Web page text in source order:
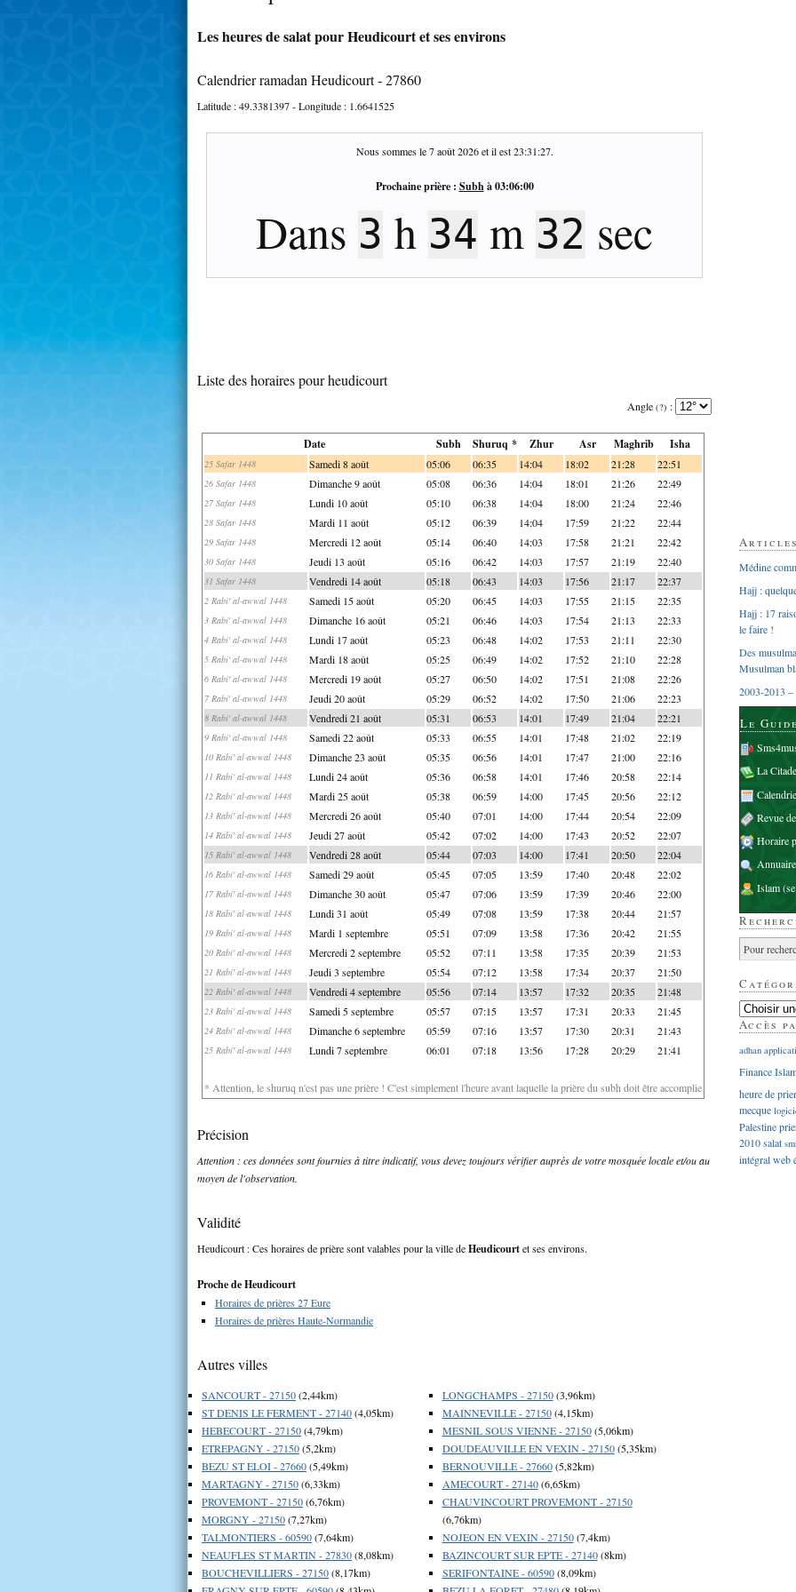
Les heures de salat pour Heudicourt et ses environs
Calendrier ramadan Heudicourt - 27860
Latitude :49.3381397- Longitude : 1.6641525
Nous sommes le7 août 2026et il est23:31:28.
Prochaine prière : Subhà03:06:00
Dans 3 h 34 m 31 sec
Liste des horaires pour heudicourt
Angle (?) :
Date Subh Shuruq * Zhur Asr Maghrib Isha
25 Safar 1448 Samedi 8 août 05:06 06:35 14:04 18:02 21:28 22:51
26 Safar 1448 Dimanche 9 août 05:08 06:36 14:04 18:01 21:26 22:49
27 Safar 1448 Lundi 10 août 05:10 06:38 14:04 18:00 21:24 22:46
28 Safar 1448 Mardi 11 août 05:12 06:39 14:04 17:59 21:22 22:44
29 Safar 1448 Mercredi 12 août 05:14 06:40 14:03 17:58 21:21 22:42
30 Safar 1448 Jeudi 13 août 05:16 06:42 14:03 17:57 21:19 22:40
31 Safar 1448 Vendredi 14 août 05:18 06:43 14:03 17:56 21:17 22:37
2 Rabi' al-awwal 1448 Samedi 15 août 05:20 06:45 14:03 17:55 21:15 22:35
3 Rabi' al-awwal 1448 Dimanche 16 août 05:21 06:46 14:03 17:54 21:13 22:33
4 Rabi' al-awwal 1448 Lundi 17 août 05:23 06:48 14:02 17:53 21:11 22:30
5 Rabi' al-awwal 1448 Mardi 18 août 05:25 06:49 14:02 17:52 21:10 22:28
6 Rabi' al-awwal 1448 Mercredi 19 août 05:27 06:50 14:02 17:51 21:08 22:26
7 Rabi' al-awwal 1448 Jeudi 20 août 05:29 06:52 14:02 17:50 21:06 22:23
8 Rabi' al-awwal 1448 Vendredi 21 août 05:31 06:53 14:01 17:49 21:04 22:21
9 Rabi' al-awwal 1448 Samedi 22 août 05:33 06:55 14:01 17:48 21:02 22:19
10 Rabi' al-awwal 1448 Dimanche 23 août 05:35 06:56 14:01 17:47 21:00 22:16
11 Rabi' al-awwal 1448 Lundi 24 août 05:36 06:58 14:01 17:46 20:58 22:14
12 Rabi' al-awwal 1448 Mardi 25 août 05:38 06:59 14:00 17:45 20:56 22:12
13 Rabi' al-awwal 1448 Mercredi 26 août 05:40 07:01 14:00 17:44 20:54 22:09
14 Rabi' al-awwal 1448 Jeudi 27 août 05:42 07:02 14:00 17:43 20:52 22:07
15 Rabi' al-awwal 1448 Vendredi 28 août 05:44 07:03 14:00 17:41 20:50 22:04
16 Rabi' al-awwal 1448 Samedi 29 août 05:45 07:05 13:59 17:40 20:48 22:02
17 Rabi' al-awwal 1448 Dimanche 30 août 05:47 07:06 13:59 17:39 20:46 22:00
18 Rabi' al-awwal 1448 Lundi 31 août 05:49 07:08 13:59 17:38 20:44 21:57
19 Rabi' al-awwal 1448 Mardi 1 septembre 05:51 07:09 13:58 17:36 20:42 21:55
20 Rabi' al-awwal 1448 Mercredi 2 septembre 05:52 07:11 13:58 17:35 20:39 21:53
21 Rabi' al-awwal 1448 Jeudi 3 septembre 05:54 07:12 13:58 17:34 20:37 21:50
22 Rabi' al-awwal 1448 Vendredi 4 septembre 05:56 07:14 13:57 17:32 20:35 21:48
23 Rabi' al-awwal 1448 Samedi 5 septembre 05:57 07:15 13:57 17:31 20:33 21:45
24 Rabi' al-awwal 1448 Dimanche 6 septembre 05:59 07:16 13:57 17:30 20:31 21:43
25 Rabi' al-awwal 1448 Lundi 7 septembre 06:01 07:18 13:56 17:28 20:29 21:41
* Attention, le shuruq n'est pas une prière ! C'est simplement l'heure avant laquelle la prière du subh doit être accomplie
Précision
Attention : ces données sont fournies à titre indicatif, vous devez toujours vérifier auprès de votre mosquée locale et/ou au
moyen de l'observation.
Validité
Heudicourt : Ces horaires de prière sont valables pour la ville deHeudicourtet ses environs.
Proche de Heudicourt
Horaires de prières 27 Eure
Horaires de prières Haute-Normandie
Autres villes
SANCOURT - 27150(2,44km)
ST DENIS LE FERMENT - 27140(4,05km)
HEBECOURT - 27150(4,79km)
ETREPAGNY - 27150(5,2km)
BEZU ST ELOI - 27660(5,49km)
MARTAGNY - 27150(6,33km)
PROVEMONT - 27150(6,76km)
MORGNY - 27150(7,27km)
TALMONTIERS - 60590(7,64km)
NEAUFLES ST MARTIN - 27830(8,08km)
BOUCHEVILLIERS - 27150(8,17km)
LONGCHAMPS - 27150(3,96km)
MAINNEVILLE - 27150(4,15km)
MESNIL SOUS VIENNE - 27150(5,06km)
DOUDEAUVILLE EN VEXIN - 27150(5,35km)
BERNOUVILLE - 27660(5,82km)
AMECOURT - 27140(6,65km)
CHAUVINCOURT PROVEMONT - 27150
(6,76km)
NOJEON EN VEXIN - 27150(7,4km)
BAZINCOURT SUR EPTE - 27140(8km)
SERIFONTAINE - 60590(8,09km)
Médine
Hajj :
Hajj : 17
le faire !
Des
Musulman
2003-2013 –
Le
La
Revue
Horaire
Islam
Accès
adhan
Finance
heure de
mecque
Palestine
2010salat
intégralweb